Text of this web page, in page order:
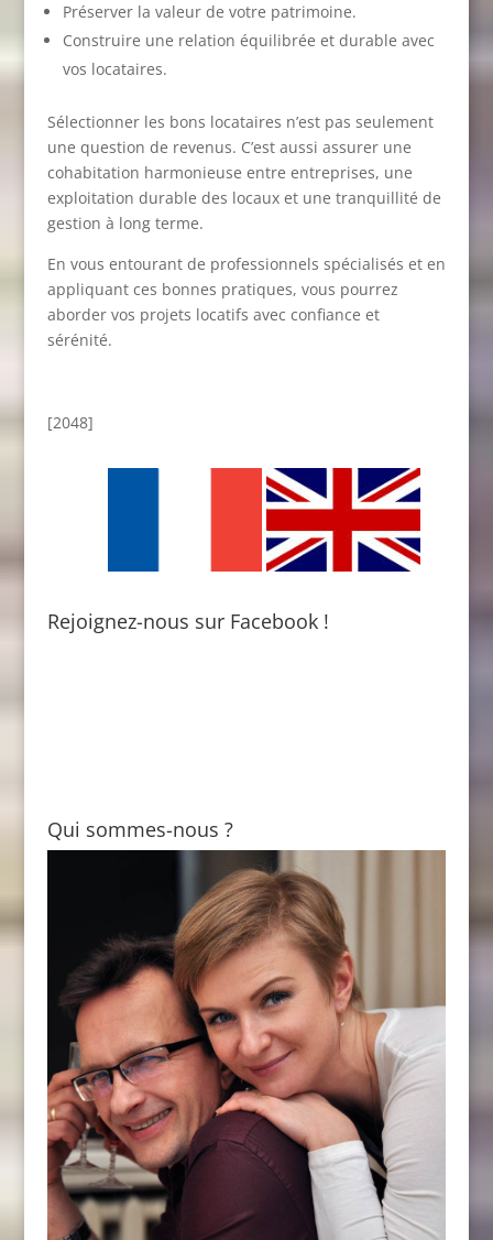
Préserver la valeur de votre patrimoine.
Construire une relation équilibrée et durable avec
vos locataires.
Sélectionner les bons locataires n’est pas seulement
une question de revenus. C’est aussi assurer une
cohabitation harmonieuse entre entreprises, une
exploitation durable des locaux et une tranquillité de
gestion à long terme.
En vous entourant de professionnels spécialisés et en
appliquant ces bonnes pratiques, vous pourrez
aborder vos projets locatifs avec confiance et
sérénité.
[2048]
Rejoignez-nous sur Facebook !
Qui sommes-nous ?